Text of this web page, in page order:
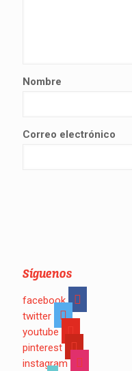
Nombre
Correo electrónico
Síguenos
facebook
twitter
youtube
pinterest
instagram